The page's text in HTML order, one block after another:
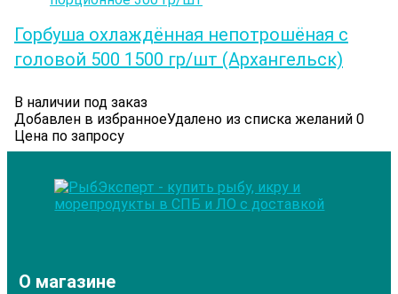
Горбуша охлаждённая непотрошёная с
головой 500 1500 гр/шт (Архангельск)
В наличии под заказ
Добавлен в избранноеУдалено из списка желаний 0
Цена по запросу
О магазине